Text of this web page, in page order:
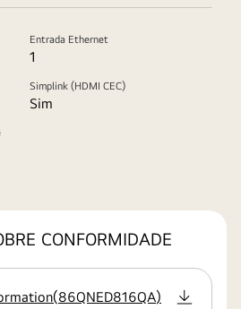
Entrada Ethernet
1
Simplink (HDMI CEC)
Sim
CONFORMIDADE
(86QNED816QA)